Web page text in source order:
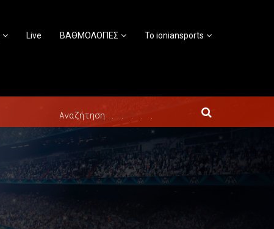
Live ΒΑΘΜΟΛΟΓΙΕΣ Το ioniansports